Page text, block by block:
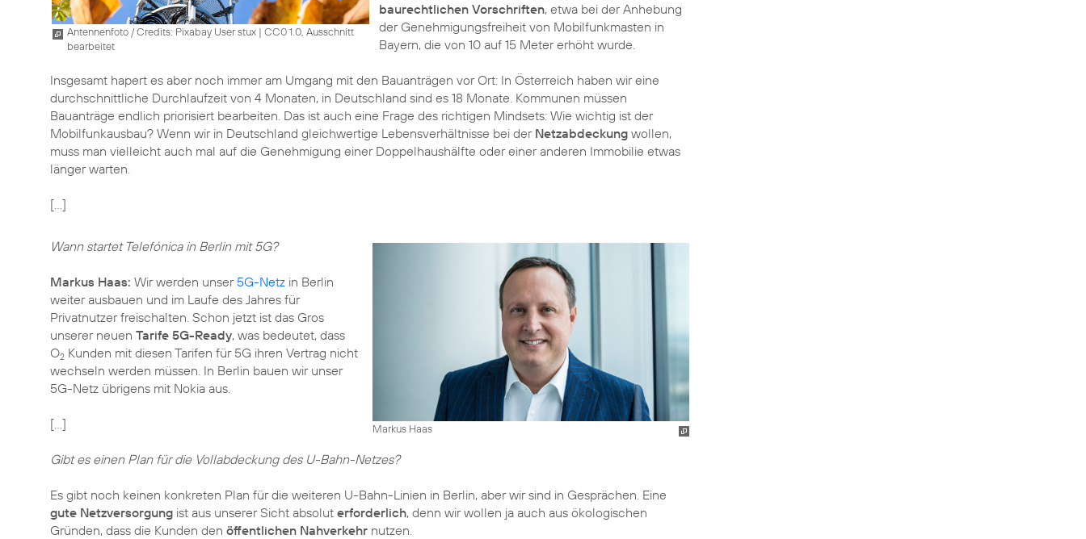
Antennenfoto / Credits: Pixabay User stux | CC0 1.0, Ausschnitt
bearbeitet
baurechtlichen Vorschriften, etwa bei der Anhebung
der Genehmigungsfreiheit von Mobilfunkmasten in
Bayern, die von 10 auf 15 Meter erhöht wurde.
Insgesamt hapert es aber noch immer am Umgang mit den Bauanträgen vor Ort: In Österreich haben wir eine
durchschnittliche Durchlaufzeit von 4 Monaten, in Deutschland sind es 18 Monate. Kommunen müssen
Bauanträge endlich priorisiert bearbeiten. Das ist auch eine Frage des richtigen Mindsets: Wie wichtig ist der
Mobilfunkausbau? Wenn wir in Deutschland gleichwertige Lebensverhältnisse bei der Netzabdeckung wollen,
muss man vielleicht auch mal auf die Genehmigung einer Doppelhaushälfte oder einer anderen Immobilie etwas
länger warten.
[…]
Markus Haas
Wann startet Telefónica in Berlin mit 5G?
Markus Haas: Wir werden unser 5G-Netz in Berlin
weiter ausbauen und im Laufe des Jahres für
Privatnutzer freischalten. Schon jetzt ist das Gros
unserer neuen Tarife 5G-Ready, was bedeutet, dass
O2 Kunden mit diesen Tarifen für 5G ihren Vertrag nicht
wechseln werden müssen. In Berlin bauen wir unser
5G-Netz übrigens mit Nokia aus.
[…]
Gibt es einen Plan für die Vollabdeckung des U-Bahn-Netzes?
Es gibt noch keinen konkreten Plan für die weiteren U-Bahn-Linien in Berlin, aber wir sind in Gesprächen. Eine
gute Netzversorgung ist aus unserer Sicht absolut erforderlich, denn wir wollen ja auch aus ökologischen
Gründen, dass die Kunden den öffentlichen Nahverkehr nutzen.